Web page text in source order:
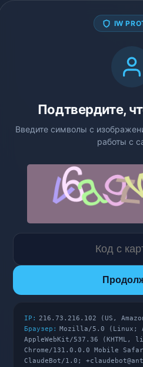
IW
Подтвердите,
Введите символы с
работы с
IP: 216.73.216.102 (US,
Браузер: Mozilla/5.0 (Linux;
AppleWebKit/537.36 (KHTML,
Chrome/131.0.0.0 Mobile
ClaudeBot/1.0;